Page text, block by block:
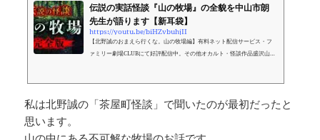
伝説の実話怪談『山の牧場』の全貌を中山市朗
先生が語ります【新耳袋】
https://youtu.be/biHZvbuhjII
【北野誠のおまえら行くな。山の牧場編】有料ネット配信サービス・フ
ァミリー劇場CLUBにて好評配信中。その他オカルト・怪談作品盛沢山。
私は北野誠の「茶屋町怪談」で聞いたのが最初だったと
思います。